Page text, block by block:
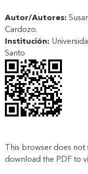
Autor/Autores:
Cardozo.
Institución:
Santo
This browser does not
download the PDF to